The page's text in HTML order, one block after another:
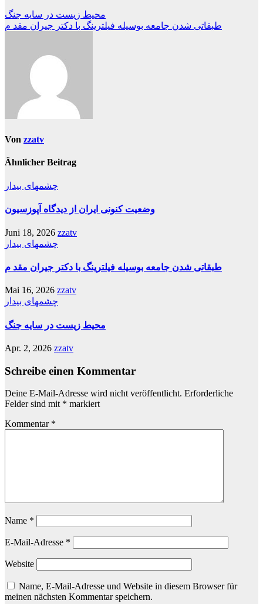
Beitragsnavigation
محیط زیست در سایه جنگ
طبقاتی شدن جامعه بوسیله فیلترینگ با دکتر جیران مقد م
Von zzatv
Ähnlicher Beitrag
چشمهای بیدار
وضعیت کنونی ایران از دیدگاه آپوزسیون
Juni 18, 2026 zzatv
چشمهای بیدار
طبقاتی شدن جامعه بوسیله فیلترینگ با دکتر جیران مقد م
Mai 16, 2026 zzatv
چشمهای بیدار
محیط زیست در سایه جنگ
Apr. 2, 2026 zzatv
Schreibe einen Kommentar
Deine E-Mail-Adresse wird nicht veröffentlicht. Erforderliche
Felder sind mit * markiert
Kommentar *
Name *
E-Mail-Adresse *
Website
Name, E-Mail-Adresse und Website in diesem Browser für
meinen nächsten Kommentar speichern.